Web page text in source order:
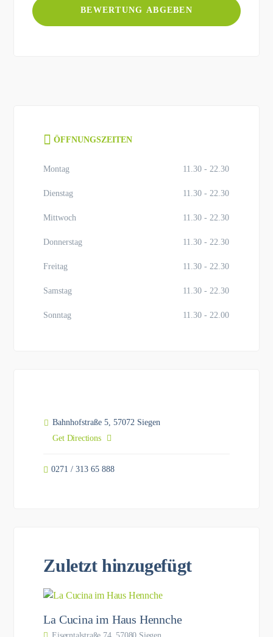
ÖFFNUNGSZEITEN
Montag 11.30 - 22.30
Dienstag 11.30 - 22.30
Mittwoch 11.30 - 22.30
Donnerstag 11.30 - 22.30
Freitag 11.30 - 22.30
Samstag 11.30 - 22.30
Sonntag 11.30 - 22.00
Bahnhofstraße 5, 57072 Siegen
Get Directions
0271 / 313 65 888
Zuletzt hinzugefügt
La Cucina im Haus Hennche